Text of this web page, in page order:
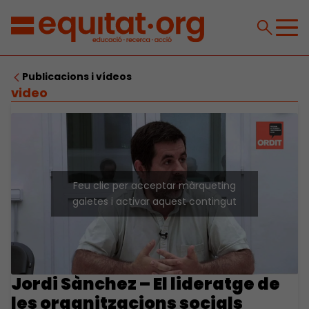
Publicacions i vídeos
video
Feu clic per acceptar màrqueting
galetes i activar aquest contingut
Jordi Sànchez – El lideratge de
les organitzacions socials